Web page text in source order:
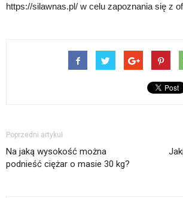
https://silawnas.pl/ w celu zapoznania się z
Poprzedni artykuł
Na jaką wysokość można
podnieść ciężar o masie 30 kg?